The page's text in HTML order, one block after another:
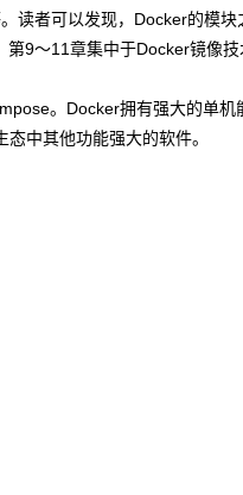
读者可以发现，Docker的模块
9～11章集中于Docker镜像
。Docker拥有强大的单机
中其他功能强大的软件。